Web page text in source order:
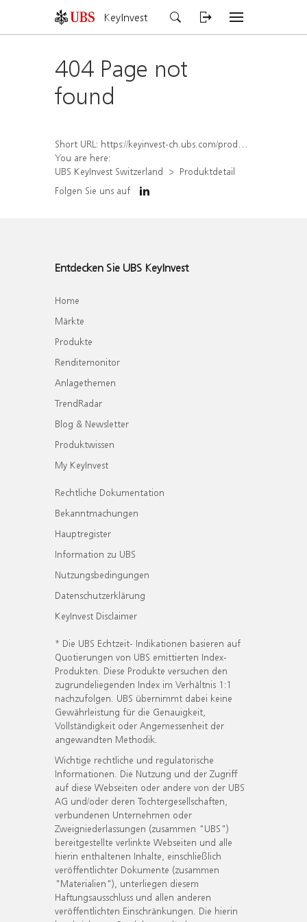
KeyInvest
404 Page not
found
Short URL: https://keyinvest-ch.ubs.com/produkt/detail/index/isin/CH1564641087
You are here:
UBS KeyInvest Switzerland
Produktdetail
Folgen Sie uns auf
Entdecken Sie UBS KeyInvest
Home
Märkte
Produkte
Renditemonitor
Anlagethemen
TrendRadar
Blog & Newsletter
Produktwissen
My KeyInvest
Rechtliche Dokumentation
Bekanntmachungen
Hauptregister
Information zu UBS
Nutzungsbedingungen
Datenschutzerklärung
KeyInvest Disclaimer
* Die UBS Echtzeit- Indikationen basieren auf
Quotierungen von UBS emittierten Index-
Produkten. Diese Produkte versuchen den
zugrundeliegenden Index im Verhältnis 1:1
nachzufolgen. UBS übernimmt dabei keine
Gewährleistung für die Genauigkeit,
Vollständigkeit oder Angemessenheit der
angewandten Methodik.
Wichtige rechtliche und regulatorische
Informationen. Die Nutzung und der Zugriff
auf diese Webseiten oder andere von der UBS
AG und/oder deren Tochtergesellschaften,
verbundenen Unternehmen oder
Zweigniederlassungen (zusammen "UBS")
bereitgestellte verlinkte Webseiten und alle
hierin enthaltenen Inhalte, einschließlich
veröffentlichter Dokumente (zusammen
"Materialien"), unterliegen diesem
Haftungsausschluss und allen anderen
veröffentlichten Einschränkungen. Die hierin